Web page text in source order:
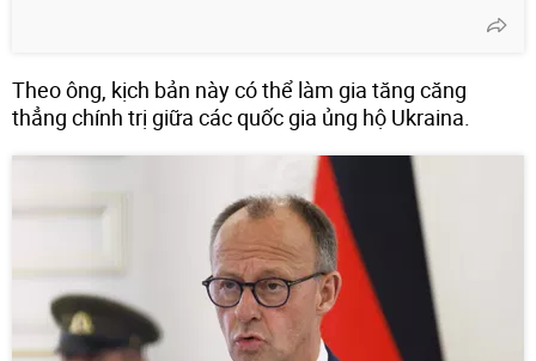
Theo ông, kịch bản này có thể làm gia tăng căng
thẳng chính trị giữa các quốc gia ủng hộ Ukraina.